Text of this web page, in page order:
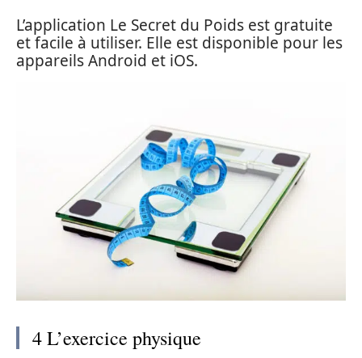
L’application Le Secret du Poids est gratuite
et facile à utiliser. Elle est disponible pour les
appareils Android et iOS.
4 L’exercice physique